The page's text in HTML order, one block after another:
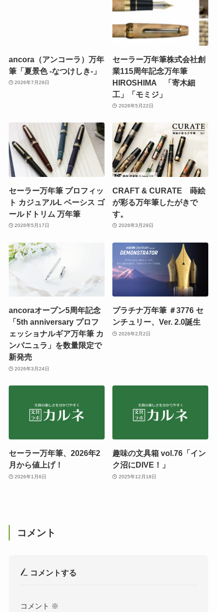
ancora（アンコーラ）万年
筆「夏景色 -なつけしき-」
2026年7月29日
セーラー万年筆株式会社創
業115周年記念万年筆
HIROSHIMA 「寄木細
工」「モミジ」
2026年5月22日
セーラー万年筆 プロフィッ
ト カジュアルL ベーシス ゴ
ールドトリム 万年筆
2026年5月17日
CRAFT & CURATE 蒔絵
が彩る万年筆したがきで
す。
2026年3月29日
ancoraオープン5周年記念
「5th anniversary プロフ
ェッショナルギア万年筆 カ
ンパニュラ」を数量限定で
新発売
2026年3月24日
プラチナ万年筆 ＃3776 セ
ンチュリー、Ver. 2.0誕生
2026年2月2日
セーラー万年筆、2026年2
月から値上げ！
2026年1月6日
趣味の文具箱 vol.76「イン
ク沼にDIVE！」
2025年12月18日
コメント
コメントする
コメント ※